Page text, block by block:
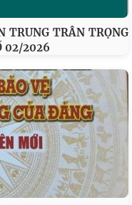
TRUNG TRÂN TRỌNG
02/2026